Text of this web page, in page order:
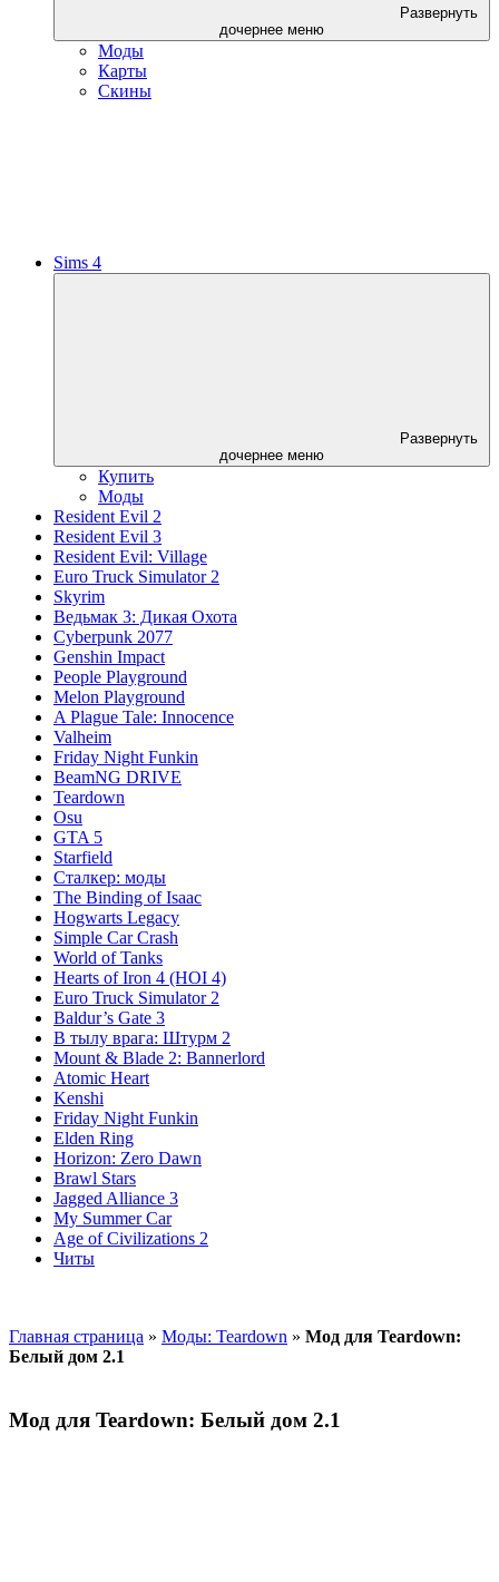
Развернуть
дочернее меню
Моды
Карты
Скины
Sims 4
Развернуть
дочернее меню
Купить
Моды
Resident Evil 2
Resident Evil 3
Resident Evil: Village
Euro Truck Simulator 2
Skyrim
Ведьмак 3: Дикая Охота
Cyberpunk 2077
Genshin Impact
People Playground
Melon Playground
A Plague Tale: Innocence
Valheim
Friday Night Funkin
BeamNG DRIVE
Teardown
Osu
GTA 5
Starfield
Сталкер: моды
The Binding of Isaac
Hogwarts Legacy
Simple Car Crash
World of Tanks
Hearts of Iron 4 (HOI 4)
Euro Truck Simulator 2
Baldur’s Gate 3
В тылу врага: Штурм 2
Mount & Blade 2: Bannerlord
Atomic Heart
Kenshi
Friday Night Funkin
Elden Ring
Horizon: Zero Dawn
Brawl Stars
Jagged Alliance 3
My Summer Car
Age of Civilizations 2
Читы
Главная страница » Моды: Teardown » Мод для Teardown:
Белый дом 2.1
Мод для Teardown: Белый дом 2.1